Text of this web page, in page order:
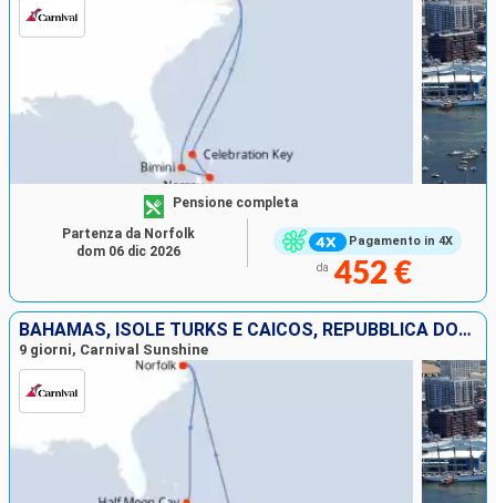
Pagamento in 4X
Pensione completa
da 452 €
Partenza da Norfolk
dom 06 dic 2026
BAHAMAS, ISOLE TURKS E CAICOS, REPUBBLICA DOMINICANA, STATI UNITI
9 giorni, Carnival Sunshine